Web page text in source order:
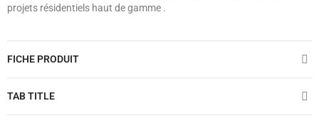
projets résidentiels haut de gamme .
FICHE PRODUIT
TAB TITLE